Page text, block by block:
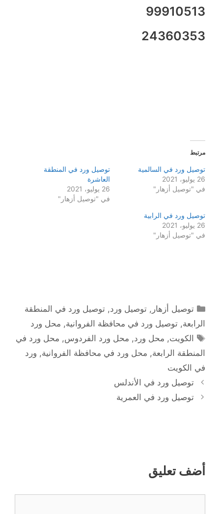
99910513
24360353
مرتبط
توصيل ورد في السالمية
26 يوليو، 2021
في "توصيل أزهار"
توصيل ورد في المنطقة
العاشرة
26 يوليو، 2021
في "توصيل أزهار"
توصيل ورد في الرابية
26 يوليو، 2021
في "توصيل أزهار"
التصنيفات
توصيل أزهار ,توصيل ورد,توصيل ورد في المنطقة
الرابعة, توصيل ورد في محافظة الفروانية, محل ورد
الوسوم
الكويت, محل ورد, محل ورد الفردوس, محل ورد في
المنطقة الرابعة, محل ورد في محافظة الفروانية, ورد
في الكويت
توصيل ورد في الأندلس
توصيل ورد في العمرية
أضف تعليق